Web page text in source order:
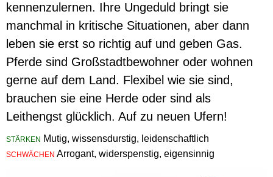
kennenzulernen. Ihre Ungeduld bringt sie
manchmal in kritische Situationen, aber dann
leben sie erst so richtig auf und geben Gas.
Pferde sind Großstadtbewohner oder wohnen
gerne auf dem Land. Flexibel wie sie sind,
brauchen sie eine Herde oder sind als
Leithengst glücklich. Auf zu neuen Ufern!
STÄRKEN Mutig, wissensdurstig, leidenschaftlich
SCHWÄCHEN Arrogant, widerspenstig, eigensinnig